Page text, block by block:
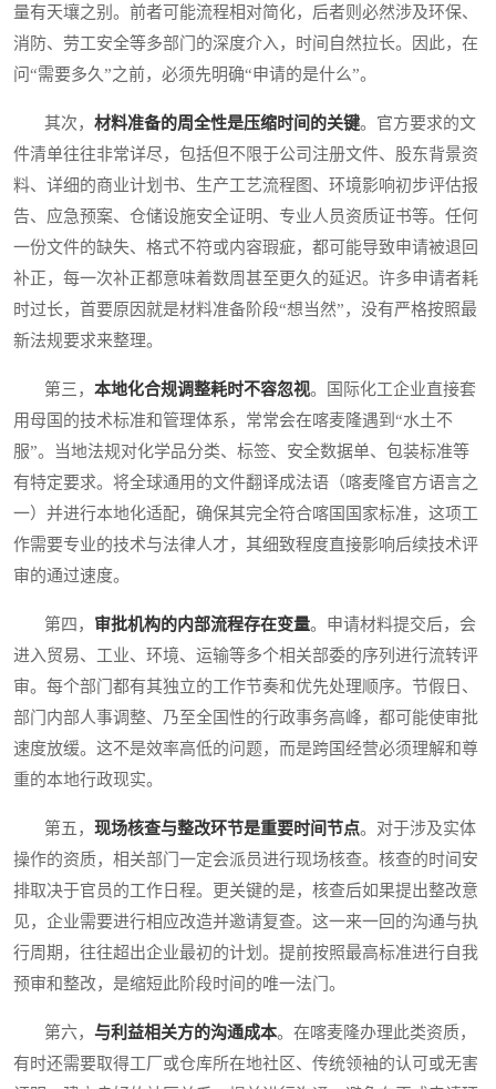
量有天壤之别。前者可能流程相对简化，后者则必然涉及环保、
消防、劳工安全等多部门的深度介入，时间自然拉长。因此，在
问“需要多久”之前，必须先明确“申请的是什么”。
其次， 材料准备的周全性是压缩时间的关键。官方要求的文
件清单往往非常详尽，包括但不限于公司注册文件、股东背景资
料、详细的商业计划书、生产工艺流程图、环境影响初步评估报
告、应急预案、仓储设施安全证明、专业人员资质证书等。任何
一份文件的缺失、格式不符或内容瑕疵，都可能导致申请被退回
补正，每一次补正都意味着数周甚至更久的延迟。许多申请者耗
时过长，首要原因就是材料准备阶段“想当然”，没有严格按照最
新法规要求来整理。
第三， 本地化合规调整耗时不容忽视。国际化工企业直接套
用母国的技术标准和管理体系，常常会在喀麦隆遇到“水土不
服”。当地法规对化学品分类、标签、安全数据单、包装标准等
有特定要求。将全球通用的文件翻译成法语（喀麦隆官方语言之
一）并进行本地化适配，确保其完全符合喀国国家标准，这项工
作需要专业的技术与法律人才，其细致程度直接影响后续技术评
审的通过速度。
第四， 审批机构的内部流程存在变量。申请材料提交后，会
进入贸易、工业、环境、运输等多个相关部委的序列进行流转评
审。每个部门都有其独立的工作节奏和优先处理顺序。节假日、
部门内部人事调整、乃至全国性的行政事务高峰，都可能使审批
速度放缓。这不是效率高低的问题，而是跨国经营必须理解和尊
重的本地行政现实。
第五， 现场核查与整改环节是重要时间节点。对于涉及实体
操作的资质，相关部门一定会派员进行现场核查。核查的时间安
排取决于官员的工作日程。更关键的是，核查后如果提出整改意
见，企业需要进行相应改造并邀请复查。这一来一回的沟通与执
行周期，往往超出企业最初的计划。提前按照最高标准进行自我
预审和整改，是缩短此阶段时间的唯一法门。
第六， 与利益相关方的沟通成本。在喀麦隆办理此类资质，
有时还需要取得工厂或仓库所在地社区、传统领袖的认可或无害